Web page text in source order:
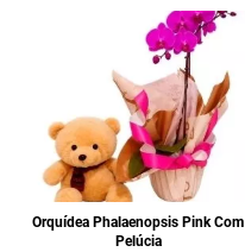
Orquídea Phalaenopsis Pink Com
Pelúcia